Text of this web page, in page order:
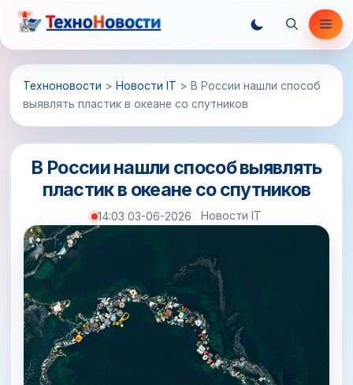
Перейти
содержимому
Техноновости > Новости IT > В России нашли способ
выявлять пластик в океане со спутников
В России нашли способ выявлять
пластик в океане со спутников
14:03 03-06-2026 Новости IT